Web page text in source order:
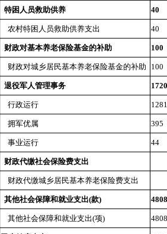
特困人员救助供养 40
农村特困人员救助供养支出 40
财政对基本养老保险基金的补助 100
财政对城乡居民基本养老保险基金的补助 100
退役军人管理事务 1720
行政运行 1281
拥军优属 395
事业运行 44
财政代缴社会保险费支出
财政代缴城乡居民基本养老保险费支出
其他社会保障和就业支出(款) 4808
其他社会保障和就业支出(项) 4808